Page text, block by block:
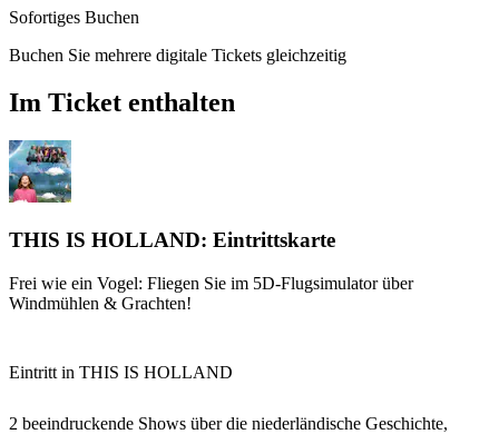
Sofortiges Buchen
Buchen Sie mehrere digitale Tickets gleichzeitig
Im Ticket enthalten
THIS IS HOLLAND: Eintrittskarte
Frei wie ein Vogel: Fliegen Sie im 5D-Flugsimulator über
Windmühlen & Grachten!
Eintritt in THIS IS HOLLAND
2 beeindruckende Shows über die niederländische Geschichte,